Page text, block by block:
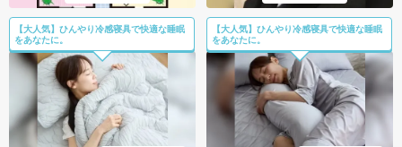
【大人気】ひんやり冷感寝具で快適な睡眠
をあなたに。
【大人気】ひんやり冷感寝具で快適な睡眠
をあなたに。